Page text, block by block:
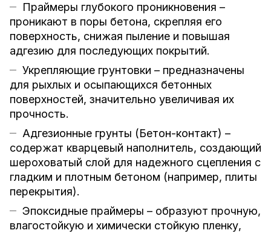
Праймеры глубокого проникновения –
проникают в поры бетона, скрепляя его
поверхность, снижая пыление и повышая
адгезию для последующих покрытий.
Укрепляющие грунтовки – предназначены
для рыхлых и осыпающихся бетонных
поверхностей, значительно увеличивая их
прочность.
Адгезионные грунты (Бетон-контакт) –
содержат кварцевый наполнитель, создающий
шероховатый слой для надежного сцепления с
гладким и плотным бетоном (например, плиты
перекрытия).
Эпоксидные праймеры – образуют прочную,
влагостойкую и химически стойкую пленку,